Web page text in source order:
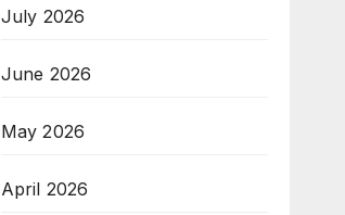
July 2026
June 2026
May 2026
April 2026